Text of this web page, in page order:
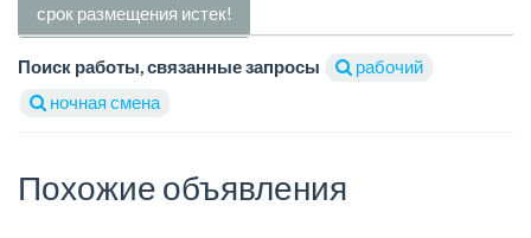
срок размещения истек!
Поиск работы, связанные запросы
рабочий
ночная смена
Похожие объявления